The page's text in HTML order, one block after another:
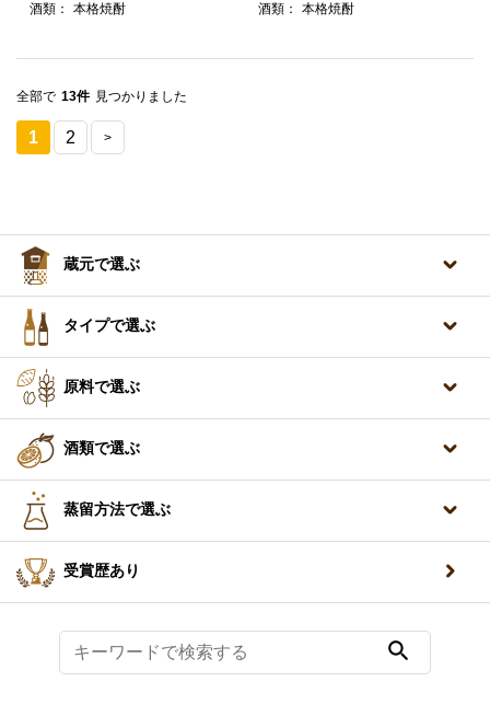
蔵元で選ぶ
タイプで選ぶ
原料で選ぶ
酒類で選ぶ
蒸留方法で選ぶ
受賞歴あり
search
酒類：
本格焼酎
酒類：
本格焼酎
全部で 13件 見つかりました
1 2 >